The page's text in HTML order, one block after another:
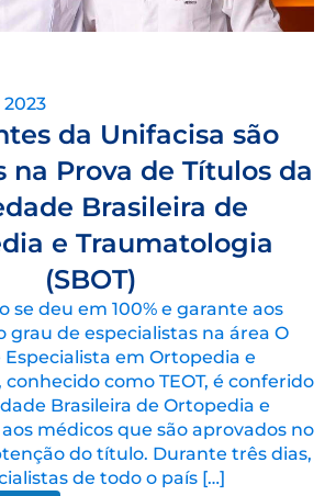
da Unifacisa são
na Prova de Títulos da
Brasileira de
e Traumatologia
(SBOT)
se deu em 100% e garante aos
grau de especialistas na área O
Especialista em Ortopedia e
como TEOT, é conferido
Brasileira de Ortopedia e
médicos que são aprovados no
do título. Durante três dias,
de todo o país […]